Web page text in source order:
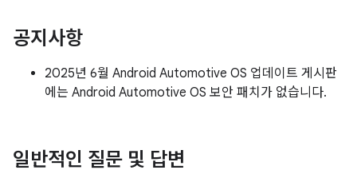
공지사항
2025년 6월 Android Automotive OS 업데이트 게시판
에는 Android Automotive OS 보안 패치가 없습니다.
일반적인 질문 및 답변